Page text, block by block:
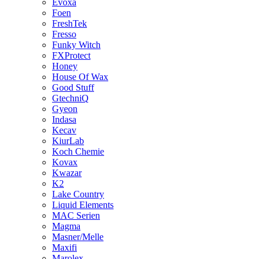
Evoxa
Foen
FreshTek
Fresso
Funky Witch
FXProtect
Honey
House Of Wax
Good Stuff
GtechniQ
Gyeon
Indasa
Kecav
KiurLab
Koch Chemie
Kovax
Kwazar
K2
Lake Country
Liquid Elements
MAC Serien
Magma
Masner/Melle
Maxifi